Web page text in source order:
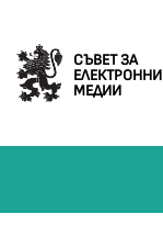
СЪВЕТ ЗА
ЕЛЕКТРОННИ
МЕДИИ